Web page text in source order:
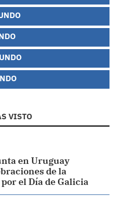
VISTO
en Uruguay
de la
el Día de Galicia